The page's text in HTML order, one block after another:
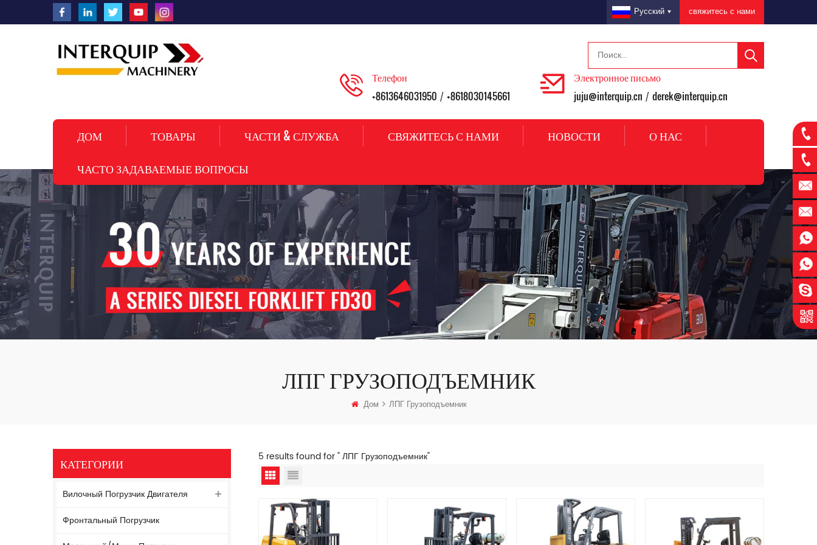
свяжитесь с нами
Русский
Телефон
+8613646031950 / +8618030145661
Электронное письмо
juju@interquip.cn / derek@interquip.cn
ДОМ ТОВАРЫ ЧАСТИ & СЛУЖБА СВЯЖИТЕСЬ С НАМИ НОВОСТИ О НАС
ЧАСТО ЗАДАВАЕМЫЕ ВОПРОСЫ
ЛПГ ГРУЗОПОДЪЕМНИК
Дом ЛПГ Грузоподъемник
5 results found for " ЛПГ Грузоподъемник"
КАТЕГОРИИ
Вилочный Погрузчик Двигателя
Фронтальный Погрузчик